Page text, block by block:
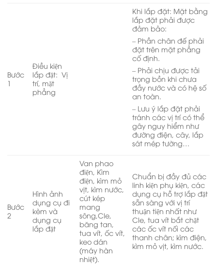
Bước
1
Điều kiện
lắp đặt: Vị
trí, mặt
phẳng
Khi lắp đặt: Mặt bằng
lắp đặt phải được
đảm bảo:
– Phần chân đế phải
đặt trên mặt phẳng
cố định.
– Phải chịu được tải
trọng bồn khi chưa
đầy nước và có hệ số
an toàn.
– Lưu ý lắp đặt phải
tránh các vị trí có thể
gây nguy hiểm như
đường điện, cây, lắp
sát mép tường…
Bước
2
Hình ảnh
dụng cụ đi
kèm và
dụng cụ
lắp đặt
Van phao
điện, Kìm
điện, kìm mỏ
vịt, kìm nước,
cút kép
mang
sông,Cle,
băng tan,
tua vít, ốc vít,
keo dán
(máy hàn
nhiệt).
Chuẩn bị đầy đủ các
linh kiện phụ kiện, các
dụng cụ hỗ trợ lắp đặt
sẵn sàng với vị trí
thuận tiện nhất như
Cle, tua vít bắt chặt
các ốc vít nối các
thanh chân; kìm điện,
kìm mỏ vịt, kìm nước.